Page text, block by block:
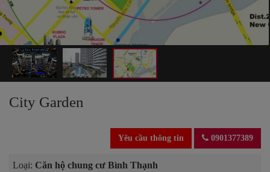
City Garden
Yêu cầu thông tin 0901377389
Loại: Căn hộ chung cư Bình Thạnh